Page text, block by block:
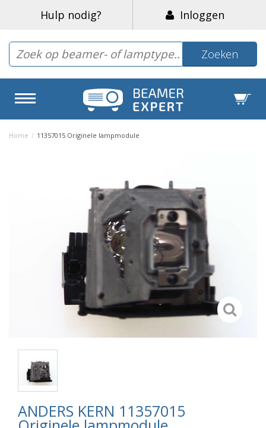
Hulp nodig? Inloggen
Zoeken
Home / 11357015 Originele lampmodule
ANDERS KERN 11357015